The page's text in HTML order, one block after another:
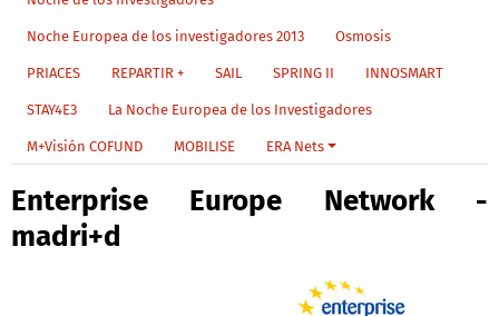
Noche Europea de los investigadores 2013 Osmosis
PRIACES REPARTIR + SAIL SPRING II INNOSMART
STAY4E3 La Noche Europea de los Investigadores
M+Visión COFUND MOBILISE ERA Nets
Enterprise Europe Network -
madri+d